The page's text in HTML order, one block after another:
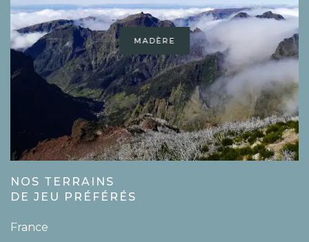
MADÈRE
NOS TERRAINS
DE JEU PRÉFÉRÉS
France